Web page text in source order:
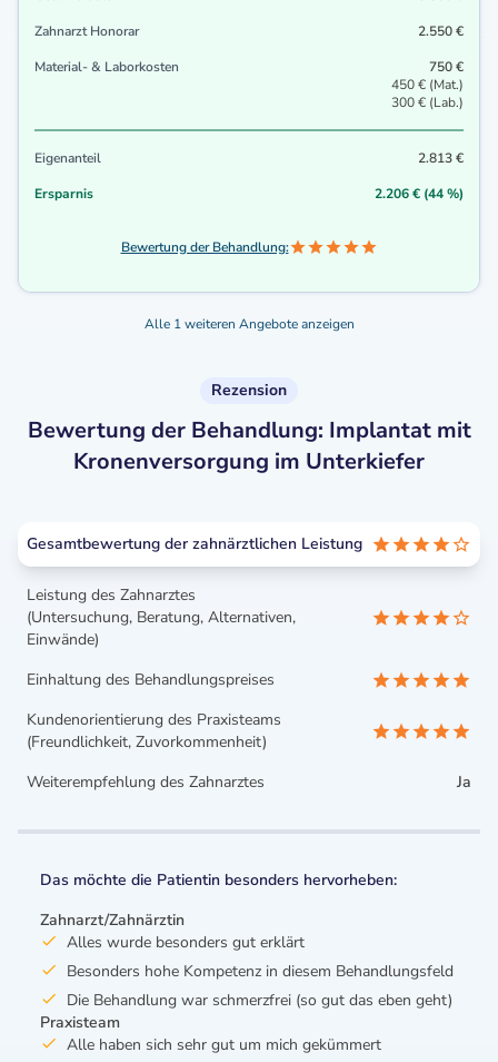
Zahnarzt Honorar
2.550 €
Material- & Laborkosten
750 €
450 € (Mat.)
300 € (Lab.)
Eigenanteil
2.813 €
Ersparnis
2.206 € (44 %)
Bewertung der Behandlung:
Alle 1 weiteren Angebote anzeigen
Rezension
Bewertung der Behandlung: Implantat mit
Kronenversorgung im Unterkiefer
Gesamtbewertung der zahnärztlichen Leistung
Leistung des Zahnarztes
(Untersuchung, Beratung, Alternativen,
Einwände)
Einhaltung des Behandlungspreises
Kundenorientierung des Praxisteams
(Freundlichkeit, Zuvorkommenheit)
Weiterempfehlung des Zahnarztes
Ja
Das möchte die Patientin besonders hervorheben:
Zahnarzt/Zahnärztin
Alles wurde besonders gut erklärt
Besonders hohe Kompetenz in diesem Behandlungsfeld
Die Behandlung war schmerzfrei (so gut das eben geht)
Praxisteam
Alle haben sich sehr gut um mich gekümmert